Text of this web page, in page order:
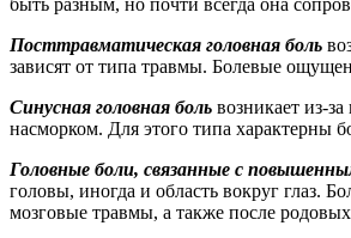
быть разным, но почти всегда она
Посттравматическая головная боль
зависят от типа травмы. Болевые
Синусная головная боль возникает из-
насморком. Для этого типа характерны
Головные боли, связанные с
головы, иногда и область вокруг глаз.
мозговые травмы, а также после